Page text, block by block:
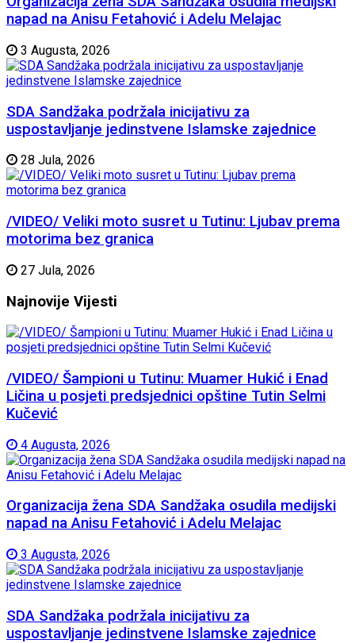
napad na Anisu Fetahović i Adelu Melajac
3 Augusta, 2026
SDA Sandžaka podržala inicijativu za
uspostavljanje jedinstvene Islamske zajednice
28 Jula, 2026
/VIDEO/ Veliki moto susret u Tutinu: Ljubav prema
motorima bez granica
27 Jula, 2026
Najnovije Vijesti
/VIDEO/ Šampioni u Tutinu: Muamer Hukić i Enad
Ličina u posjeti predsjednici opštine Tutin Selmi
Kučević
4 Augusta, 2026
Organizacija žena SDA Sandžaka osudila medijski
napad na Anisu Fetahović i Adelu Melajac
3 Augusta, 2026
SDA Sandžaka podržala inicijativu za
uspostavljanje jedinstvene Islamske zajednice